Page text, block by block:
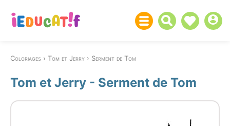
Coloriages Tom et Jerry Serment de Tom
Tom et Jerry - Serment de Tom